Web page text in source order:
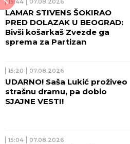
LAMAR STIVENS ŠOKIRAO
PRED DOLAZAK U BEOGRAD:
Bivši košarkaš Zvezde ga
sprema za Partizan
15:20 07.08.2026
UDARNO! Saša Lukić proživeo
strašnu dramu, pa dobio
SJAJNE VESTI!
15:04 07.08.2026